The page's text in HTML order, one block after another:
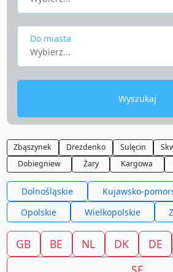
Do miasta
Wybierz...
Wyszukaj
Zbąszynek Drezdenko Sulęcin
Dobiegniew
Żary Kargowa
Dolnośląskie Kujawsko-
Opolskie
Wielkopolskie
GB BE NL DK DE